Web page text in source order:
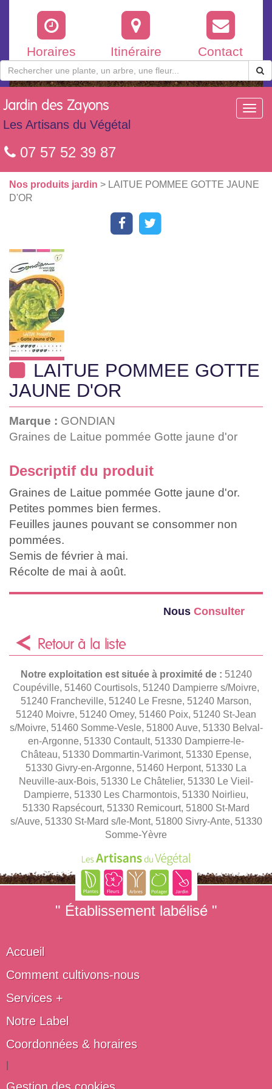
Horaires Itinéraire Contact
Jardin des Zayons
Les Artisans du Végétal
07 57 52 39 87
Nos produits jardin > LAITUE POMMEE GOTTE JAUNE
D'OR
LAITUE POMMEE GOTTE
JAUNE D'OR
Marque : GONDIAN
Graines de Laitue pommée Gotte jaune d'or
Descriptif du produit
Graines de Laitue pommée Gotte jaune d'or.
Petites pommes bien fermes.
Feuilles jaunes pouvant se consommer non
pommées.
Semis de février à mai.
Récolte de mai à août.
Nous Consulter
Retour à la liste
Notre exploitation est située à proximité de : 51240
Coupéville, 51460 Courtisols, 51240 Dampierre s/Moivre,
51240 Francheville, 51240 Le Fresne, 51240 Marson,
51240 Moivre, 51240 Omey, 51460 Poix, 51240 St-Jean
s/Moivre, 51460 Somme-Vesle, 51800 Auve, 51330 Belval-
en-Argonne, 51330 Contault, 51330 Dampierre-le-
Château, 51330 Dommartin-Varimont, 51330 Epense,
51330 Givry-en-Argonne, 51460 Herpont, 51330 La
Neuville-aux-Bois, 51330 Le Châtelier, 51330 Le Vieil-
Dampierre, 51330 Les Charmontois, 51330 Noirlieu,
51330 Rapsécourt, 51330 Remicourt, 51800 St-Mard
s/Auve, 51330 St-Mard s/le-Mont, 51800 Sivry-Ante, 51330
Somme-Yèvre
" Établissement labélisé "
Accueil
Comment cultivons-nous
Services +
Notre Label
Coordonnées & horaires